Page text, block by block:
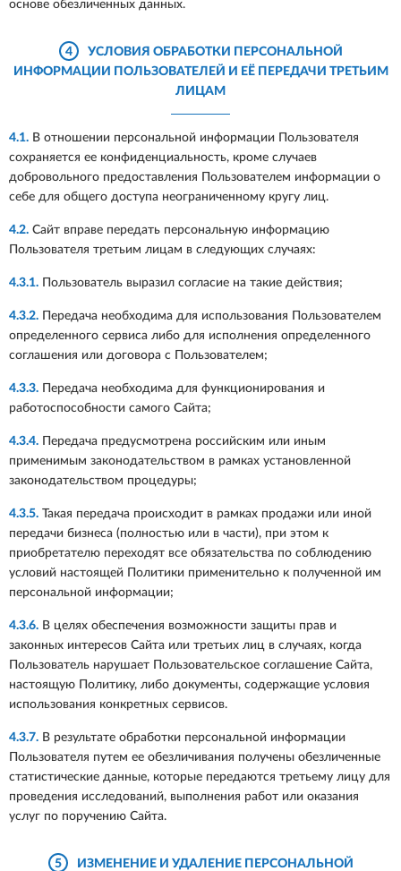
основе обезличенных данных.
4
УСЛОВИЯ ОБРАБОТКИ ПЕРСОНАЛЬНОЙ
ИНФОРМАЦИИ ПОЛЬЗОВАТЕЛЕЙ И ЕЁ ПЕРЕДАЧИ ТРЕТЬИМ
ЛИЦАМ
4.1. В отношении персональной информации Пользователя
сохраняется ее конфиденциальность, кроме случаев
добровольного предоставления Пользователем информации о
себе для общего доступа неограниченному кругу лиц.
4.2. Сайт вправе передать персональную информацию
Пользователя третьим лицам в следующих случаях:
4.3.1. Пользователь выразил согласие на такие действия;
4.3.2. Передача необходима для использования Пользователем
определенного сервиса либо для исполнения определенного
соглашения или договора с Пользователем;
4.3.3. Передача необходима для функционирования и
работоспособности самого Сайта;
4.3.4. Передача предусмотрена российским или иным
применимым законодательством в рамках установленной
законодательством процедуры;
4.3.5. Такая передача происходит в рамках продажи или иной
передачи бизнеса (полностью или в части), при этом к
приобретателю переходят все обязательства по соблюдению
условий настоящей Политики применительно к полученной им
персональной информации;
4.3.6. В целях обеспечения возможности защиты прав и
законных интересов Сайта или третьих лиц в случаях, когда
Пользователь нарушает Пользовательское соглашение Сайта,
настоящую Политику, либо документы, содержащие условия
использования конкретных сервисов.
4.3.7. В результате обработки персональной информации
Пользователя путем ее обезличивания получены обезличенные
статистические данные, которые передаются третьему лицу для
проведения исследований, выполнения работ или оказания
услуг по поручению Сайта.
5
ИЗМЕНЕНИЕ И УДАЛЕНИЕ ПЕРСОНАЛЬНОЙ